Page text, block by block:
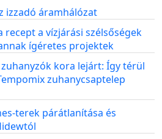
izzadó áramhálózat
recept a vízjárási szélsőségek
ígéretes projektek
kora lejárt: Így térül
zuhanycsaptelep
terek párátlanítása és